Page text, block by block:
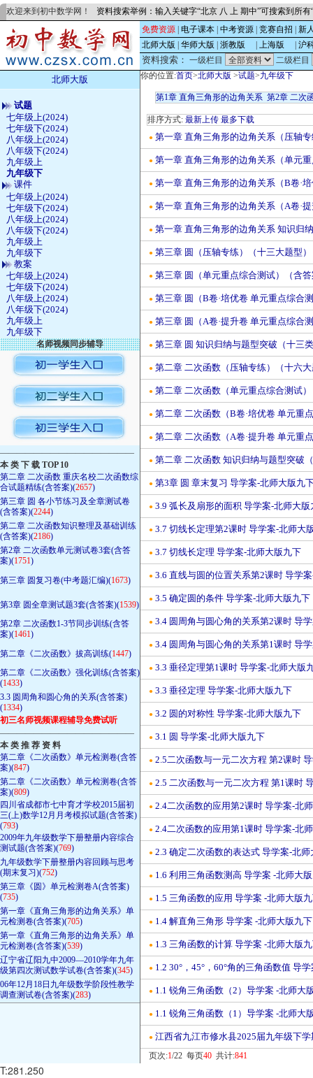
欢迎来到初中数学网！ 资料搜索举例：输入关键字“北京 八 上 期中”可搜索到所
免费资源 电子课本 中考资源 竞赛自招
新
北师大版
华师大版 浙教版 上海版 沪
资料搜索： 一级栏目 二级栏目
北师大版
试题
七年级上(2024)
七年级下(2024)
八年级上(2024)
八年级下(2024)
九年级上
九年级下
课件
七年级上(2024)
七年级下(2024)
八年级上(2024)
八年级下(2024)
九年级上
九年级下
教案
七年级上(2024)
七年级下(2024)
八年级上(2024)
八年级下(2024)
九年级上
九年级下
名师视频同步辅导
————————————————
本 类 下 载 TOP 10
第二章 二次函数 重庆名校二次函数综
合试题精练(含答案)(2657)
第三章 圆 各小节练习及全章测试卷
(含答案)(2244)
第二章 二次函数知识整理及基础训练
(含答案)(2186)
第2章 二次函数单元测试卷3套(含答
案)(1751)
第三章 圆复习卷(中考题汇编)(1673)
第3章 圆全章测试题3套(含答案)(1539)
第2章 二次函数1-3节同步训练(含答
案)(1461)
第二章《二次函数》拔高训练(1447)
第二章《二次函数》强化训练(含答案)
(1433)
3.3 圆周角和圆心角的关系(含答案)
(1334)
初三名师视频课程辅导免费试听
————————————————
本 类 推 荐 资 料
第二章《二次函数》单元检测卷(含答
案)(847)
第二章《二次函数》单元检测卷(含答
案)(809)
四川省成都市七中育才学校2015届初
三(上)数学12月月考模拟试题(含答案)
(793)
2009年九年级数学下册整册内容综合
测试题(含答案)(769)
九年级数学下册整册内容回顾与思考
(期末复习)(752)
第三章《圆》单元检测卷A(含答案)
(735)
第一章《直角三角形的边角关系》单
元检测卷(含答案)(705)
第一章《直角三角形的边角关系》单
元检测卷(含答案)(539)
辽宁省辽阳九中2009—2010学年九年
级第四次测试数学试卷(含答案)(345)
06年12月18日九年级数学阶段性教学
调查测试卷(含答案)(283)
你的位置:首页>北师大版 >试题>九年级下
第1章 直角三角形的边角关系 第2章 二次
排序方式: 最新上传 最多下载
● 第一章 直角三角形的边角关系（压轴
● 第一章 直角三角形的边角关系（单元
● 第一章 直角三角形的边角关系（B卷·
● 第一章 直角三角形的边角关系（A卷·
● 第一章 直角三角形的边角关系 知识归
● 第三章 圆（压轴专练）（十三大题型
● 第三章 圆（单元重点综合测试）（含
● 第三章 圆（B卷·培优卷 单元重点综合
● 第三章 圆（A卷·提升卷 单元重点综合
● 第三章 圆 知识归纳与题型突破（十三
● 第二章 二次函数（压轴专练）（十六
● 第二章 二次函数（单元重点综合测试
● 第二章 二次函数（B卷·培优卷 单元重
● 第二章 二次函数（A卷·提升卷 单元重
● 第二章 二次函数 知识归纳与题型突破
● 第3章 圆 章末复习 导学案-北师大版九
● 3.9 弧长及扇形的面积 导学案-北师大版
● 3.7 切线长定理第2课时 导学案-北师大
● 3.7 切线长定理 导学案-北师大版九下
● 3.6 直线与圆的位置关系第2课时 导学
● 3.5 确定圆的条件 导学案-北师大版九下
● 3.4 圆周角与圆心角的关系第2课时 导
● 3.4 圆周角与圆心角的关系第1课时 导
● 3.3 垂径定理第1课时 导学案-北师大版
● 3.3 垂径定理 导学案-北师大版九下
● 3.2 圆的对称性 导学案-北师大版九下
● 3.1 圆 导学案-北师大版九下
● 2.5二次函数与一元二次方程 第2课时
● 2.5 二次函数与一元二次方程 第1课时
● 2.4二次函数的应用第2课时 导学案-北
● 2.4二次函数的应用第1课时 导学案-北
● 2.3 确定二次函数的表达式 导学案-北师
● 1.6 利用三角函数测高 导学案 -北师大
● 1.5 三角函数的应用 导学案 -北师大版
● 1.4 解直角三角形 导学案 -北师大版九下
● 1.3 三角函数的计算 导学案 -北师大版
● 1.2 30°，45°，60°角的三角函数值 导
● 1.1 锐角三角函数（2）导学案 -北师大
● 1.1 锐角三角函数（1）导学案 -北师大
● 江西省九江市修水县2025届九年级下
页次:1/22 每页40 共计:841
T:281.250